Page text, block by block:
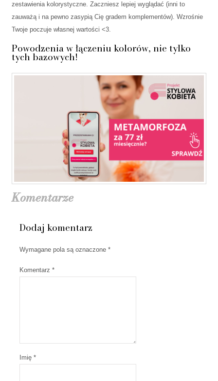
zestawienia kolorystyczne. Zaczniesz lepiej wyglądać (inni to
zauważą i na pewno zasypią Cię gradem komplementów). Wzrośnie
Twoje poczuje własnej wartości <3.
Powodzenia w łączeniu kolorów, nie tylko
tych bazowych!
Komentarze
Dodaj komentarz
Wymagane pola są oznaczone *
Komentarz *
Imię *